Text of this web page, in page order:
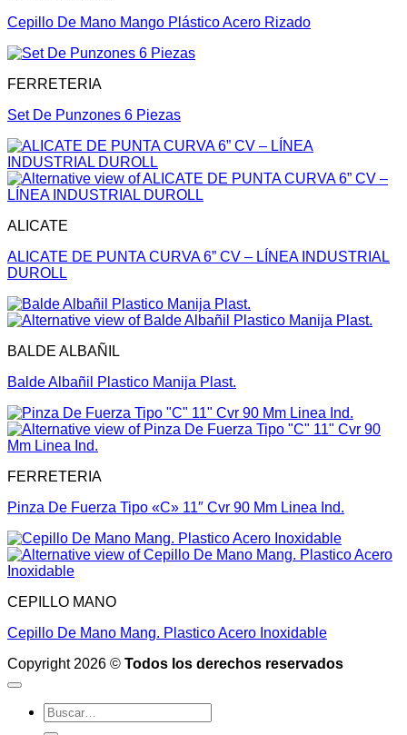
Cepillo De Mano Mango Plástico Acero Rizado
FERRETERIA
Set De Punzones 6 Piezas
ALICATE
ALICATE DE PUNTA CURVA 6” CV – LÍNEA INDUSTRIAL
DUROLL
BALDE ALBAÑIL
Balde Albañil Plastico Manija Plast.
FERRETERIA
Pinza De Fuerza Tipo «C» 11″ Cvr 90 Mm Linea Ind.
CEPILLO MANO
Cepillo De Mano Mang. Plastico Acero Inoxidable
Copyright 2026 © Todos los derechos reservados
Buscar
por: